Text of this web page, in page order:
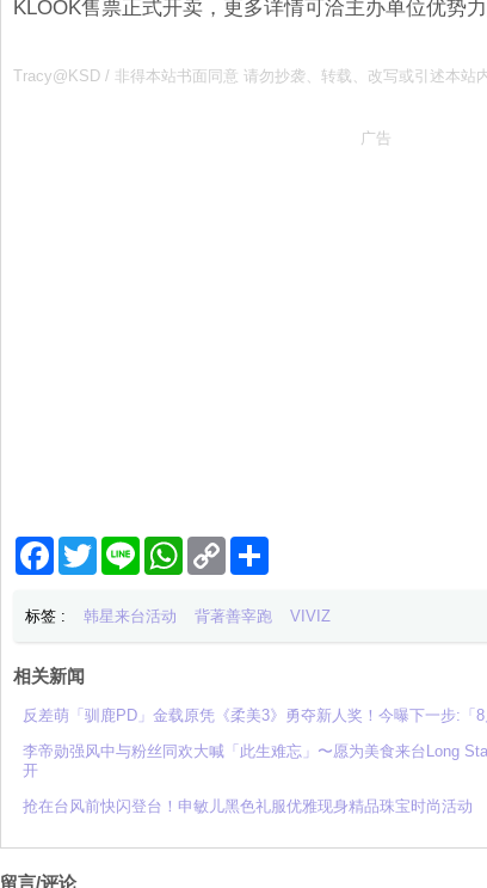
KLOOK售票正式开卖，更多详情可洽主办单位优势力
Tracy@KSD / 非得本站书面同意 请勿抄袭、转载、改写或引述本站
广告
Facebook
TwitterLine WhatsApp
Copy
Link
分
标签 : 韩星来台活动 背著善宰跑 VIVIZ
相关新闻
反差萌「驯鹿PD」金载原凭《柔美3》勇夺新人奖！今曝下一步:「
李帝勋强风中与粉丝同欢大喊「此生难忘」〜愿为美食来台Long
开
抢在台风前快闪登台！申敏儿黑色礼服优雅现身精品珠宝时尚活动
留言/评论